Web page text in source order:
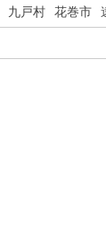
九戸村 花巻市